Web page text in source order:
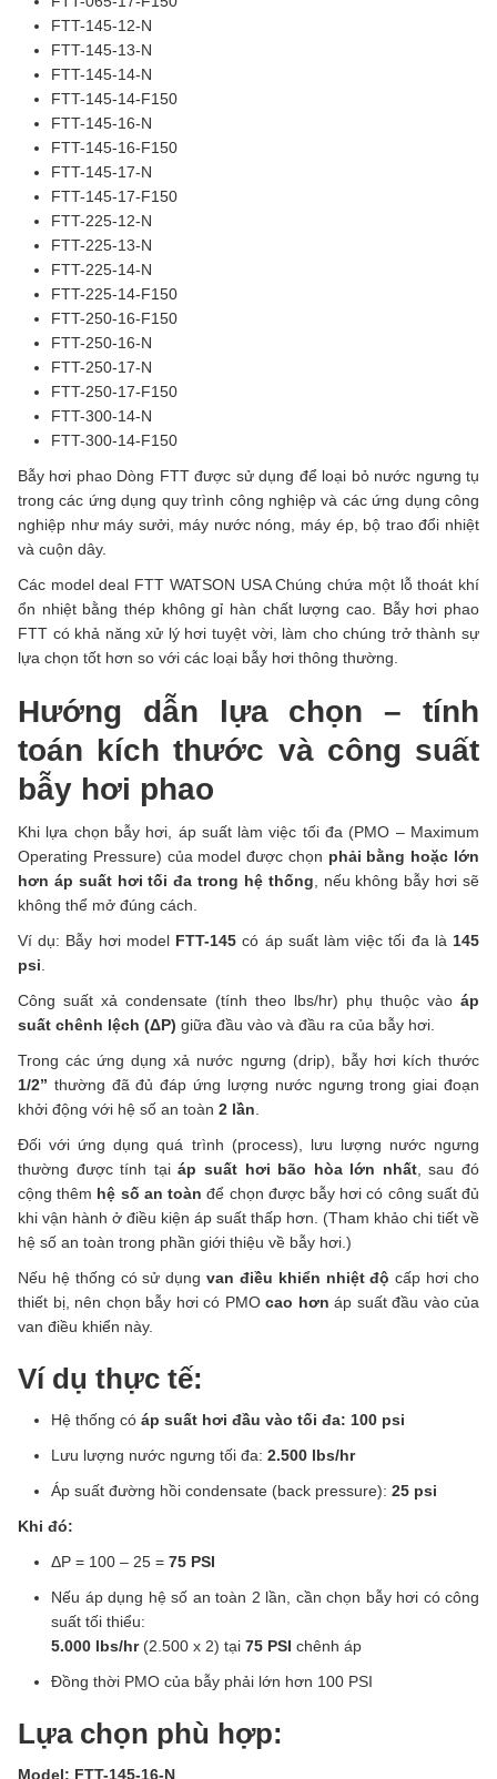
FTT-145-12-N
FTT-145-13-N
FTT-145-14-N
FTT-145-14-F150
FTT-145-16-N
FTT-145-16-F150
FTT-145-17-N
FTT-145-17-F150
FTT-225-12-N
FTT-225-13-N
FTT-225-14-N
FTT-225-14-F150
FTT-250-16-F150
FTT-250-16-N
FTT-250-17-N
FTT-250-17-F150
FTT-300-14-N
FTT-300-14-F150
Bẫy hơi phao Dòng FTT được sử dụng để loại bỏ nước ngưng tụ
trong các ứng dụng quy trình công nghiệp và các ứng dụng công
nghiệp như máy sưởi, máy nước nóng, máy ép, bộ trao đổi nhiệt
và cuộn dây.
Các model deal FTT WATSON USA Chúng chứa một lỗ thoát khí
ổn nhiệt bằng thép không gỉ hàn chất lượng cao. Bẫy hơi phao
FTT có khả năng xử lý hơi tuyệt vời, làm cho chúng trở thành sự
lựa chọn tốt hơn so với các loại bẫy hơi thông thường.
Hướng dẫn lựa chọn – tính
toán kích thước và công suất
bẫy hơi phao
Khi lựa chọn bẫy hơi, áp suất làm việc tối đa (PMO – Maximum
Operating Pressure) của model được chọn phải bằng hoặc lớn
hơn áp suất hơi tối đa trong hệ thống , nếu không bẫy hơi sẽ
không thể mở đúng cách.
Ví dụ: Bẫy hơi model FTT-145 có áp suất làm việc tối đa là 145
psi
Công suất xả condensate (tính theo lbs/hr) phụ thuộc vào áp
suất chênh lệch (ΔP) giữa đầu vào và đầu ra của bẫy hơi.
Trong các ứng dụng xả nước ngưng (drip), bẫy hơi kích thước
1/2” thường đã đủ đáp ứng lượng nước ngưng trong giai đoạn
khởi động với hệ số an toàn 2 lần
Đối với ứng dụng quá trình (process), lưu lượng nước ngưng
thường được tính tạiáp suất hơi bão hòa lớn nhất, sau đó
cộng thêm hệ số an toàn để chọn được bẫy hơi có công suất đủ
khi vận hành ở điều kiện áp suất thấp hơn. (Tham khảo chi tiết về
hệ số an toàn trong phần giới thiệu về bẫy hơi.)
Nếu hệ thống có sử dụngvan điều khiển nhiệt độ cấp hơi cho
thiết bị, nên chọn bẫy hơi có PMO cao hơn áp suất đầu vào của
van điều khiển này.
Ví dụ thực tế:
Hệ thống có áp suất hơi đầu vào tối đa: 100 psi
Lưu lượng nước ngưng tối đa: 2.500 lbs/hr
Áp suất đường hồi condensate (back pressure): 25 psi
Khi đó:
ΔP = 100 – 25 = 75 PSI
Nếu áp dụng hệ số an toàn 2 lần, cần chọn bẫy hơi có công
suất tối thiểu:
5.000 lbs/hr(2.500 x 2) tại 75 PSI chênh áp
Đồng thời PMO của bẫy phải lớn hơn 100 PSI
Lựa chọn phù hợp:
Model: FTT-145-16-N